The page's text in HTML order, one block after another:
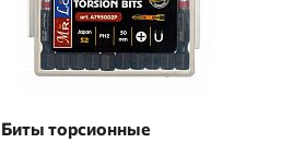
Биты торсионные